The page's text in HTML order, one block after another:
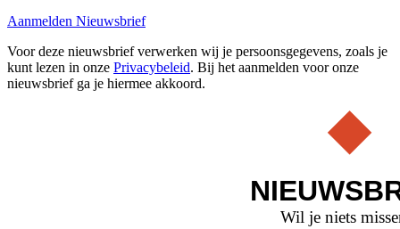
Aanmelden Nieuwsbrief
Voor deze nieuwsbrief verwerken wij je persoonsgegevens, zoals je
kunt lezen in onze Privacybeleid. Bij het aanmelden voor onze
nieuwsbrief ga je hiermee akkoord.
Wil je niets